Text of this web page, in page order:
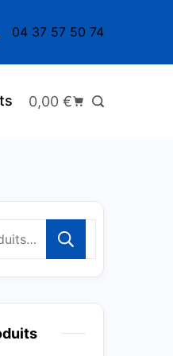
04 37 57 50 74
0,00 €